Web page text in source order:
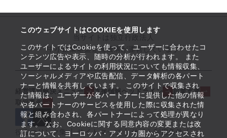
このウェブサイトはCOOKIEを使用します
このサイトではCookieを使って、ユーザーに合わせたコ
ンテンツ広告や表示、随時の分析が行われます。 また
ユーザーによるサイトの利用状況についても情報収集、
ソーシャルメディアや広告配信、データ解析の各パート
ナーと情報を共有しています。 このサイトで収集され
た情報は、ユーザーが各パートナーに提供した他の情報
や各パートナーのサービスを使用した際に収集された情
報と組み合わされ、各パートナーによって処理が異なり
ます。 なお、Cookieに関する同意内容の変更または改
訂について、ヨーロッパ・アメリカ圏からアクセスされ
中小企業基盤整備機構が運営しています
経営課題解決メニュー 支援情報ヘッドライン
起業支援
取組事例
役立つリンク集 サイトマップ
サイト利用条件